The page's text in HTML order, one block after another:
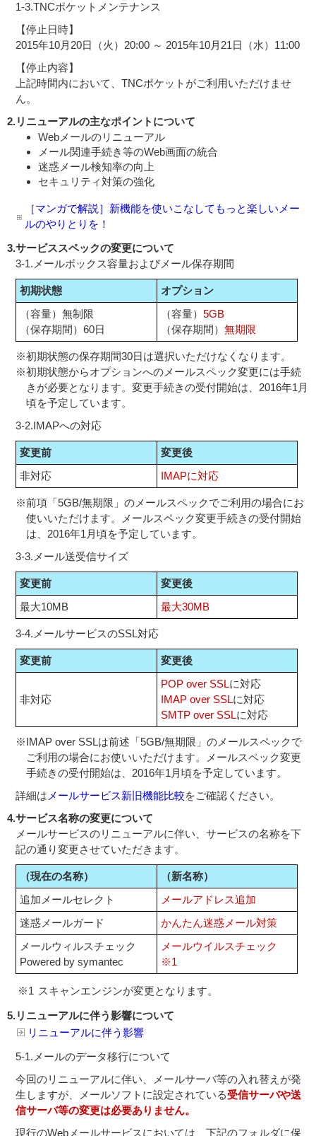
1-3.TNCポケットメンテナンス
【停止日時】
2015年10月20日（火）20:00 ～ 2015年10月21日（水）11:00
【停止内容】
上記時間内において、TNCポケットがご利用いただけませ
ん。
2.リニューアルの主なポイントについて
Webメールのリニューアル
メール関連手続き等のWeb画面の統合
迷惑メール検知率の向上
セキュリティ対策の強化
［マンガで解説］新機能を使いこなしてもっと楽しいメー
ルのやりとりを！
3.サービススペックの変更について
3-1.メールボックス容量およびメール保存期間
初期状態
オプション
（容量）無制限
（保存期間）60日
（容量） 5GB
（保存期間） 無期限
※初期状態の保存期間30日は選択いただけなくなります。
※初期状態からオプションへのメールスペック変更には手続
きが必要となります。変更手続きの受付開始は、2016年1月
頃を予定しています。
3-2.IMAPへの対応
変更前
変更後
非対応
IMAPに対応
※前項「5GB/無期限」のメールスペックでご利用の場合にお
使いいただけます。メールスペック変更手続きの受付開始
は、2016年1月頃を予定しています。
3-3.メール送受信サイズ
変更前
変更後
最大10MB
最大30MB
3-4.メールサービスのSSL対応
変更前 変更後
非対応
POP over SSLに対応
IMAP over SSLに対応
SMTP over SSLに対応
※IMAP over SSLは前述「5GB/無期限」のメールスペックで
ご利用の場合にお使いいただけます。メールスペック変更
手続きの受付開始は、2016年1月頃を予定しています。
詳細は メールサービス新旧機能比較をご確認ください。
4.サービス名称の変更について
メールサービスのリニューアルに伴い、サービスの名称を下
記の通り変更させていただきます。
（現在の名称）
（新名称）
追加メールセレクト
メールアドレス追加
迷惑メールガード
かんたん迷惑メール対策
メールウィルスチェック
Powered by symantec
メールウイルスチェック
※1
※1 スキャンエンジンが変更となります。
5.リニューアルに伴う影響について
リニューアルに伴う影響
5-1.メールのデータ移行について
今回のリニューアルに伴い、メールサーバ等の入れ替えが発
生しますが、メールソフトに設定されている受信サーバや送
信サーバ等の変更は必要ありません。
現行のWebメールサービスにおいては、下記のフォルダに保